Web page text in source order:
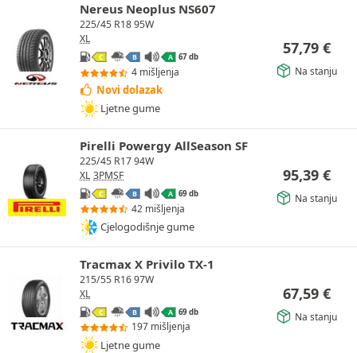
Nereus Neoplus NS607
225/45 R18 95W
XL
C B A 67 db
4 mišljenja
Novi dolazak
Ljetne gume
57,79 €
Na stanju
Pirelli Powergy AllSeason SF
225/45 R17 94W
XL 3PMSF
C B A 69 db
42 mišljenja
Cjelogodišnje gume
95,39 €
Na stanju
Tracmax X Privilo TX-1
215/55 R16 97W
XL
C B A 69 db
197 mišljenja
Ljetne gume
67,59 €
Na stanju